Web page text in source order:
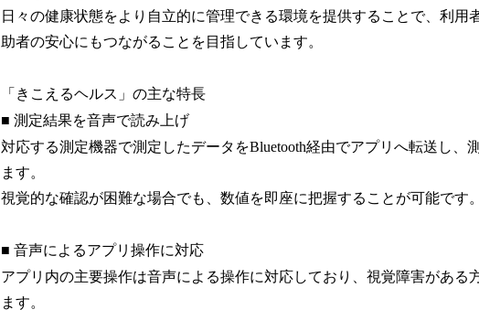
日々の健康状態をより自立的に管理できる環境を提供することで、利用
助者の安心にもつながることを目指しています。
「きこえるヘルス」の主な特長
■ 測定結果を音声で読み上げ
対応する測定機器で測定したデータをBluetooth経由でアプリへ転送し、
ます。
視覚的な確認が困難な場合でも、数値を即座に把握することが可能です。
■ 音声によるアプリ操作に対応
アプリ内の主要操作は音声による操作に対応しており、視覚障害がある
ます。